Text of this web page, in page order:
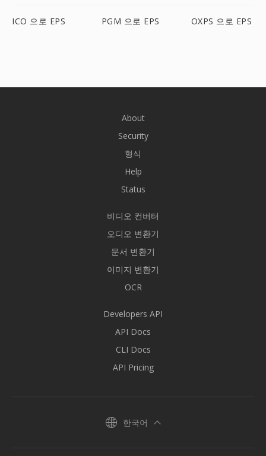
ICO 으로 EPS PGM 으로 EPS OXPS 으로 EPS
About
Security
형식
Help
Status
비디오 컨버터
오디오 변환기
문서 변환기
이미지 변환기
OCR
Developers API
API Docs
CLI Docs
API Pricing
한국어